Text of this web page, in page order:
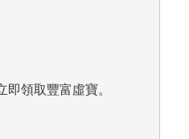
領取豐富虛寶。